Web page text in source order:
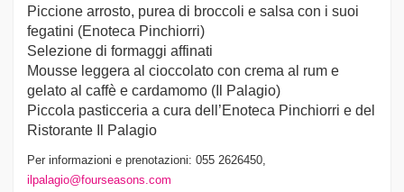
Piccione arrosto, purea di broccoli e salsa con i suoi
fegatini (Enoteca Pinchiorri)
Selezione di formaggi affinati
Mousse leggera al cioccolato con crema al rum e
gelato al caffè e cardamomo (Il Palagio)
Piccola pasticceria a cura dell’Enoteca Pinchiorri e del
Ristorante Il Palagio
Per informazioni e prenotazioni: 055 2626450,
ilpalagio@fourseasons.com